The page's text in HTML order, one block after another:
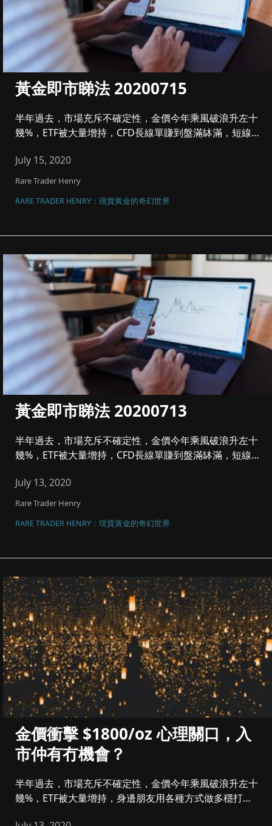
黃金即市睇法 20200715
半年過去，市場充斥不確定性，金價今年乘風破浪升左十
幾%，ETF被大量增持，CFD長線單賺到盤滿缽滿，短線
July 15, 2020
Rare Trader Henry
RARE TRADER HENRY：現貨黃金的奇幻世界
黃金即市睇法 20200713
半年過去，市場充斥不確定性，金價今年乘風破浪升左十
幾%，ETF被大量增持，CFD長線單賺到盤滿缽滿，短線
July 13, 2020
Rare Trader Henry
RARE TRADER HENRY：現貨黃金的奇幻世界
金價衝擊 $1800/oz 心理關口，入
市仲有冇機會？
半年過去，市場充斥不確定性，金價今年乘風破浪升左十
幾%，ETF被大量增持，身邊朋友用各種方式做多穩打穩